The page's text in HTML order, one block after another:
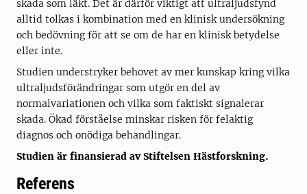
skada som läkt. Det är därför viktigt att ultraljudsfynd
alltid tolkas i kombination med en klinisk undersökning
och bedövning för att se om de har en klinisk betydelse
eller inte.
Studien understryker behovet av mer kunskap kring vilka
ultraljudsförändringar som utgör en del av
normalvariationen och vilka som faktiskt signalerar
skada. Ökad förståelse minskar risken för felaktig
diagnos och onödiga behandlingar.
Studien är finansierad av Stiftelsen Hästforskning.
Referens